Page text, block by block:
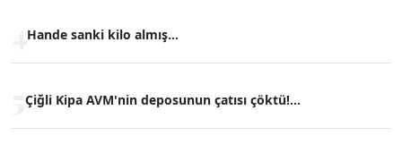
Hande sanki kilo almış...
Çiğli Kipa AVM'nin deposunun çatısı çöktü!...